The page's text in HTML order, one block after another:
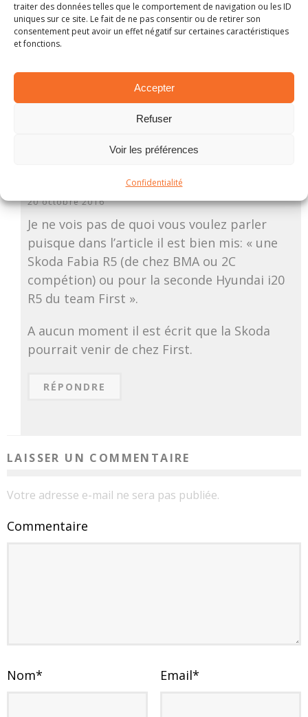
traiter des données telles que le comportement de navigation ou les ID
uniques sur ce site. Le fait de ne pas consentir ou de retirer son
consentement peut avoir un effet négatif sur certaines caractéristiques
et fonctions.
Accepter
Refuser
Voir les préférences
Confidentialité
Il faudrait aller au bon infos, avant d’écrit des
BËTISES, FIRTS n’a plus de Skoda. Ils aurai
SimonF@054
20 octobre 2016
Je ne vois pas de quoi vous voulez parler
puisque dans l’article il est bien mis: « une
Skoda Fabia R5 (de chez BMA ou 2C
compétion) ou pour la seconde Hyundai i20
R5 du team First ».
A aucun moment il est écrit que la Skoda
pourrait venir de chez First.
RÉPONDRE
LAISSER UN COMMENTAIRE
Votre adresse e-mail ne sera pas publiée.
Commentaire
Nom* Email*